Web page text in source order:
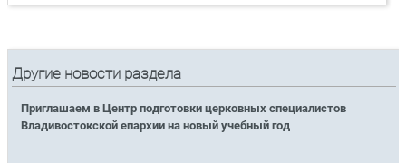
Другие новости раздела
Приглашаем в Центр подготовки церковных специалистов
Владивостокской епархии на новый учебный год